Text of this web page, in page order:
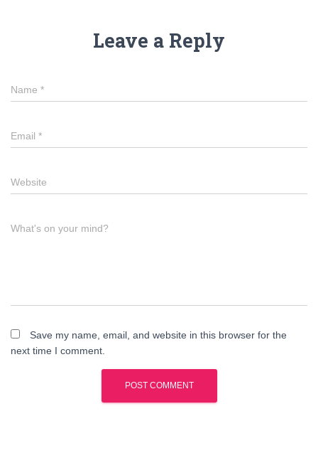
Leave a Reply
Name *
Email *
Website
What's on your mind?
Save my name, email, and website in this browser for the
next time I comment.